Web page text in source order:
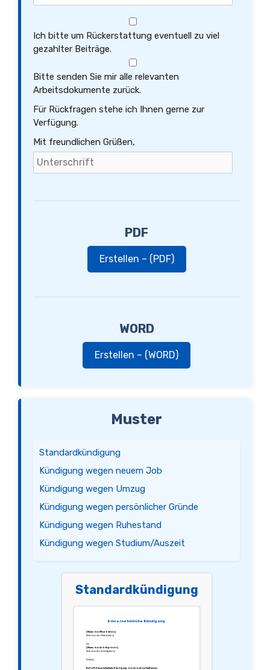
Ich bitte um Rückerstattung eventuell zu viel
gezahlter Beiträge.
Bitte senden Sie mir alle relevanten
Arbeitsdokumente zurück.
Für Rückfragen stehe ich Ihnen gerne zur
Verfügung.
Mit freundlichen Grüßen,
PDF
Erstellen – (PDF)
WORD
Erstellen – (WORD)
Muster
Standardkündigung
Kündigung wegen neuem Job
Kündigung wegen Umzug
Kündigung wegen persönlicher Gründe
Kündigung wegen Ruhestand
Kündigung wegen Studium/Auszeit
Standardkündigung
Einvernehmliche Kündigung
[Name des Mitarbeiters]
[Adresse des Mitarbeiters]
An:
[Name des Arbeitgebers]
[Adresse des Arbeitgebers]
[Datum]
Betreff: Einvernehmliche Kündigung des Arbeitsverhältnisses